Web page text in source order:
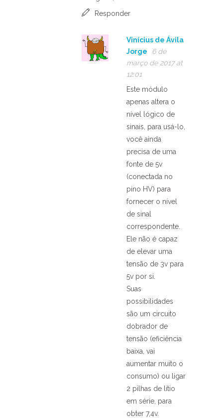
Responder
Vinícius de Ávila
Jorge
6 de
março de 2017 at
12:01
Este módulo
apenas altera o
nível lógico de
sinais, para usá-lo,
você ainda
precisa de uma
fonte de 5v
(conectada no
pino HV) para
fornecer o nível
de sinal
correspondente.
Ele não é capaz
de elevar uma
tensão de 3v para
5v por si.
Suas
possibilidades
são um circuito
dobrador de
tensão (eficiência
baixa, vai
aumentar muito o
consumo) ou ligar
2 pilhas de lítio
em série, para
obter 7,4v.